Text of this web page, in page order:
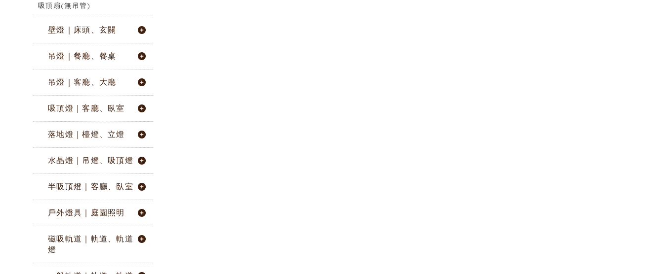
吸頂扇(無吊管)
壁燈｜床頭、玄關
吊燈｜餐廳、餐桌
吊燈｜客廳、大廳
吸頂燈｜客廳、臥室
落地燈｜檯燈、立燈
水晶燈｜吊燈、吸頂燈
半吸頂燈｜客廳、臥室
戶外燈具｜庭園照明
磁吸軌道｜軌道、軌道
燈